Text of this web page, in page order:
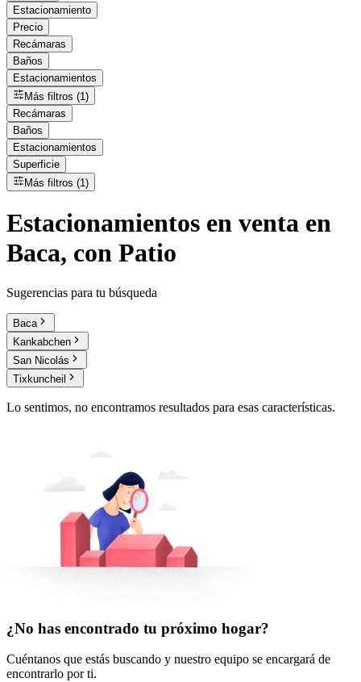
Estacionamiento
Precio
Recámaras
Baños
Estacionamientos
Más filtros (1)
Recámaras
Baños
Estacionamientos
Superficie
Más filtros (1)
Estacionamientos en venta en
Baca, con Patio
Sugerencias para tu búsqueda
Baca
Kankabchen
San Nicolás
Tixkuncheil
Lo sentimos, no encontramos resultados para esas características.
¿No has encontrado tu próximo hogar?
Cuéntanos que estás buscando y nuestro equipo se encargará de
encontrarlo por ti.